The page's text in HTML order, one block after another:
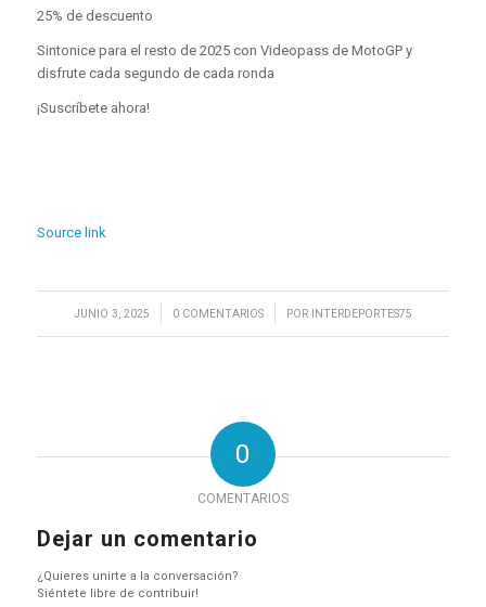
25% de descuento
Sintonice para el resto de 2025 con Videopass de MotoGP y
disfrute cada segundo de cada ronda
¡Suscríbete ahora!
Source link
JUNIO 3, 2025
/ 0 COMENTARIOS
/ POR INTERDEPORTES75
0
COMENTARIOS
Dejar un comentario
¿Quieres unirte a la conversación?
Siéntete libre de contribuir!